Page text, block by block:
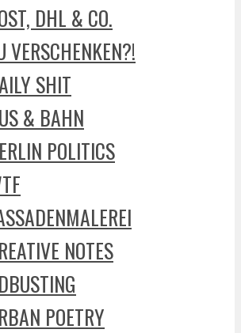
DHL & CO.
VERSCHENKEN?!
SHIT
& BAHN
POLITICS
NOTES
POETRY